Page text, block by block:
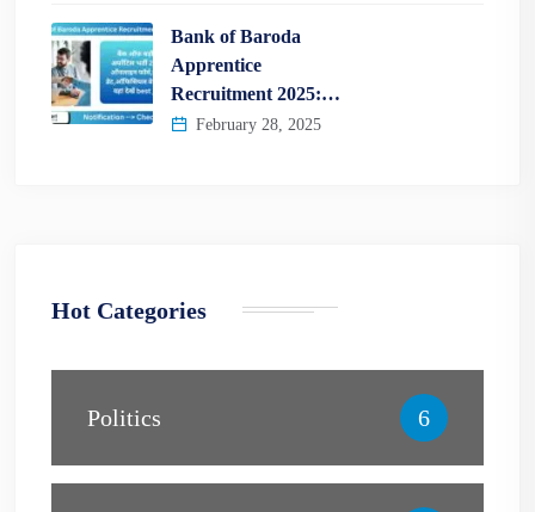
Bank of Baroda
Apprentice
Recruitment 2025:…
February 28, 2025
Hot Categories
Politics 6